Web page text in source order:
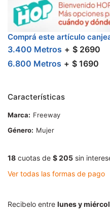
Comprá este artículo
3.400 Metros $ 2690
6.800 Metros $ 1690
Características
Marca
Freeway
Género
Mujer
18 cuotas de $ 205 sin
Ver todas las formas de pago
Recibelo entre lunes y